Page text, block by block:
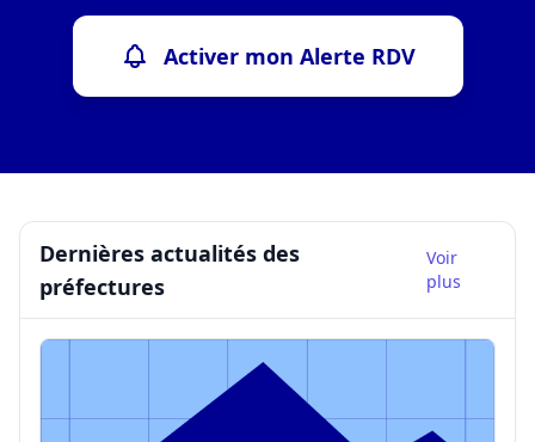
Activer mon Alerte RDV
Dernières actualités des
préfectures
Voir
plus